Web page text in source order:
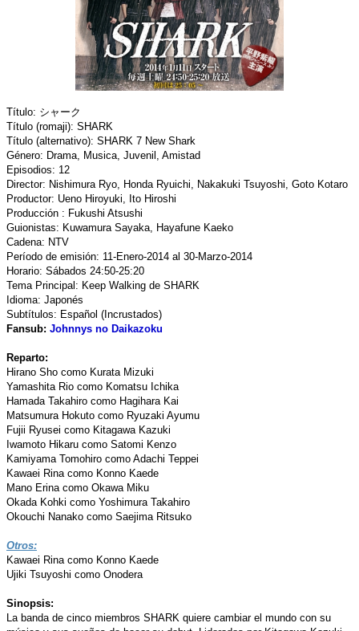
Título: シャーク
Título (romaji): SHARK
Título (alternativo): SHARK 7 New Shark
Género: Drama, Musica, Juvenil, Amistad
Episodios: 12
Director: Nishimura Ryo, Honda Ryuichi, Nakakuki Tsuyoshi, Goto Kotaro
Productor: Ueno Hiroyuki, Ito Hiroshi
Producción : Fukushi Atsushi
Guionistas: Kuwamura Sayaka, Hayafune Kaeko
Cadena: NTV
Período de emisión: 11-Enero-2014 al 30-Marzo-2014
Horario: Sábados 24:50-25:20
Tema Principal: Keep Walking de SHARK
Idioma: Japonés
Subtítulos: Español (Incrustados)
Fansub: Johnnys no Daikazoku
Reparto:
Hirano Sho como Kurata Mizuki
Yamashita Rio como Komatsu Ichika
Hamada Takahiro como Hagihara Kai
Matsumura Hokuto como Ryuzaki Ayumu
Fujii Ryusei como Kitagawa Kazuki
Iwamoto Hikaru como Satomi Kenzo
Kamiyama Tomohiro como Adachi Teppei
Kawaei Rina como Konno Kaede
Mano Erina como Okawa Miku
Okada Kohki como Yoshimura Takahiro
Okouchi Nanako como Saejima Ritsuko
Otros:
Kawaei Rina como Konno Kaede
Ujiki Tsuyoshi como Onodera
Sinopsis:
La banda de cinco miembros SHARK quiere cambiar el mundo con su